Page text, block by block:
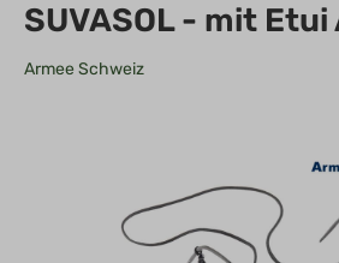
SUVASOL - mit
Armee Schweiz